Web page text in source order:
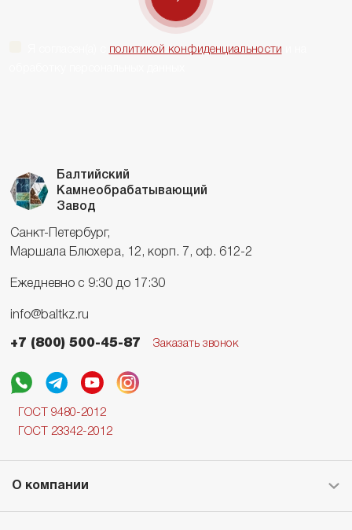
политикой конфиденциальности
Балтийский
Камнеобрабатывающий
Завод
Санкт-Петербург,
Маршала Блюхера, 12, корп. 7, оф. 612-2
Ежедневно с 9:30 до 17:30
info@baltkz.ru
+7 (800) 500-45-87 Заказать звонок
ГОСТ 9480-2012
ГОСТ 23342-2012
О компании